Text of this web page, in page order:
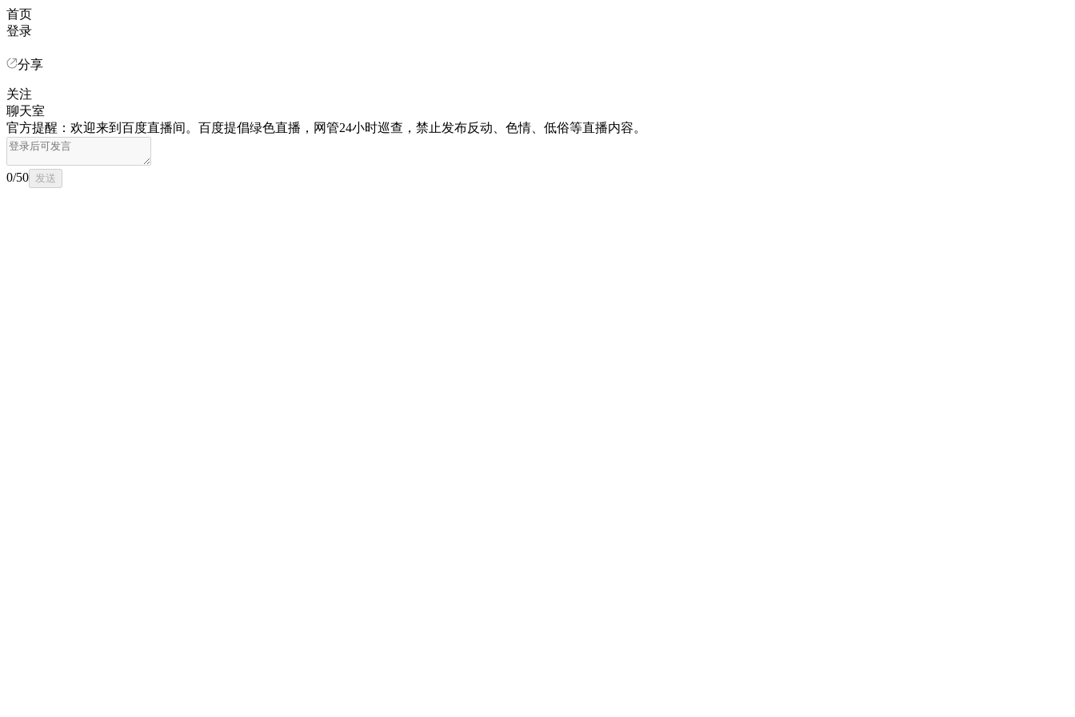
首页
登录
分享
关注
聊天室
官方提醒：欢迎来到百度直播间。百度提倡绿色直播，网管24小时巡查，禁止发布反动、色情、低俗等直播内容。
0/50 发送